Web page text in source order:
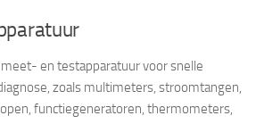
meet- en testapparatuur voor snelle
zoals multimeters, stroomtangen,
functiegeneratoren, thermometers,